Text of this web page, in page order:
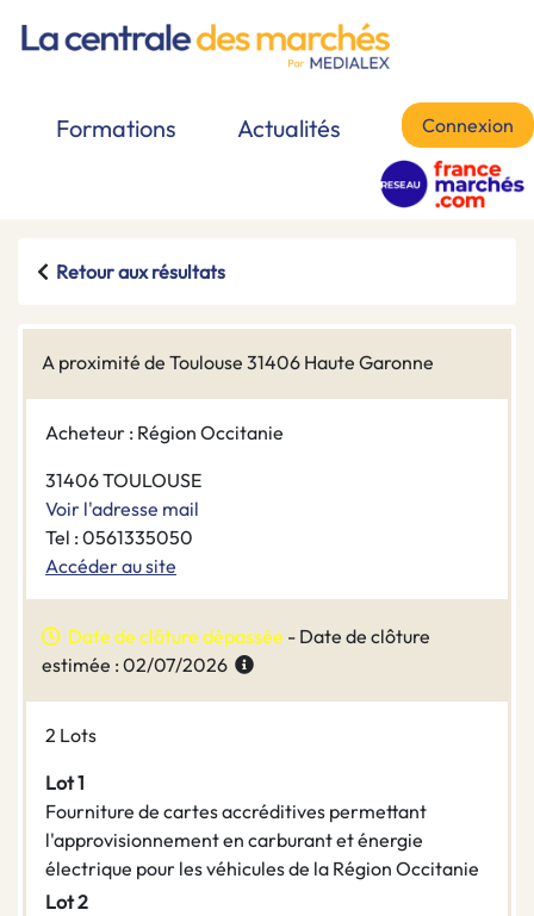
Formations Actualités Connexion
Retour aux résultats
A proximité de Toulouse 31406 Haute Garonne
Acheteur : Région Occitanie
31406 TOULOUSE
Voir l'adresse mail
Tel : 0561335050
Accéder au site
Date de clôture dépassée - Date de clôture
estimée : 02/07/2026
2 Lots
Lot 1
Fourniture de cartes accréditives permettant
l'approvisionnement en carburant et énergie
électrique pour les véhicules de la Région Occitanie
Lot 2